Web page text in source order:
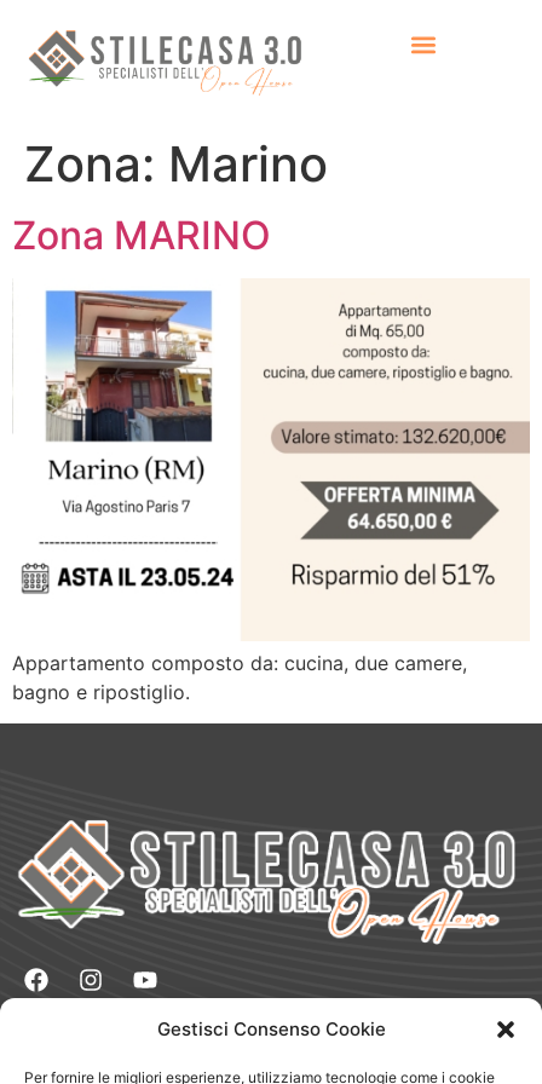
Gestisci Consenso Cookie
Per fornire le migliori esperienze, utilizziamo tecnologie come i cookie
Zona: Marino
Zona MARINO
Appartamento composto da: cucina, due camere,
bagno e ripostiglio.